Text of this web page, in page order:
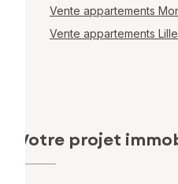
Vente appartements
Vente appartements Lille
Votre projet